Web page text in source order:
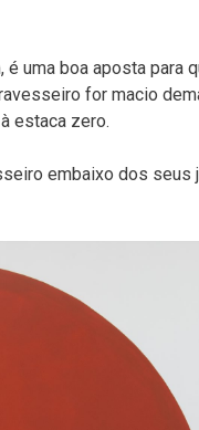
uma boa aposta para
for macio
estaca zero.
embaixo dos seus